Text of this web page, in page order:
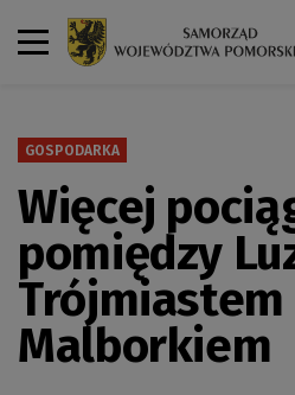
GOSPODARKA
Więcej
pomiędzy
Trójmiastem
Malborkiem